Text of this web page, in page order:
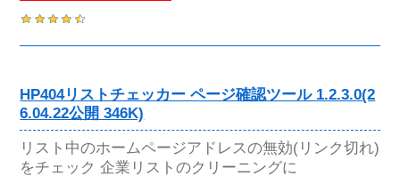
HP404リストチェッカー ページ確認ツール 1.2.3.0(2
6.04.22公開 346K)
リスト中のホームページアドレスの無効(リンク切れ)
をチェック 企業リストのクリーニングに